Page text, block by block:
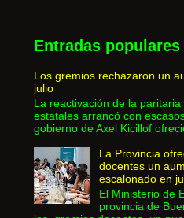
Entradas populares
Los gremios rechazaron un
julio
La reactivación de la
estatales arrancó con
gobierno de Axel Kicillof
La Provincia
docentes un
escalonado en
El Ministerio de
provincia de